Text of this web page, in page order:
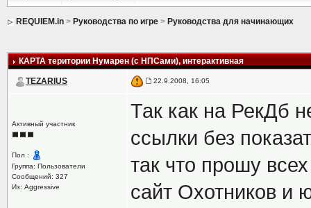
REQUIEM.in> Руководства по игре> Руководства для начинающих
КАРТА територии Нумарен (с НПСами), интерактивная
TEZARIUS 22.9.2008, 16:05
Активный участник
Пол :
Группа: Пользователи
Сообщений: 327
Из: Aggressive
Так как на РекДб
ссылки без
так что прошу
сайт Охотников и